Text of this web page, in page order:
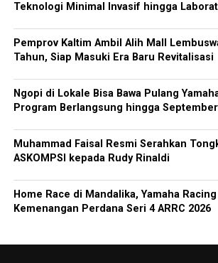
Teknologi Minimal Invasif hingga
Pemprov Kaltim Ambil Alih Mall
Tahun, Siap Masuki Era Baru Revitalisasi
Ngopi di Lokale Bisa Bawa Pulang
Program Berlangsung hingga
Muhammad Faisal Resmi Serahkan
ASKOMPSI kepada Rudy Rinaldi
Home Race di Mandalika, Yamaha
Kemenangan Perdana Seri 4 ARRC 2026